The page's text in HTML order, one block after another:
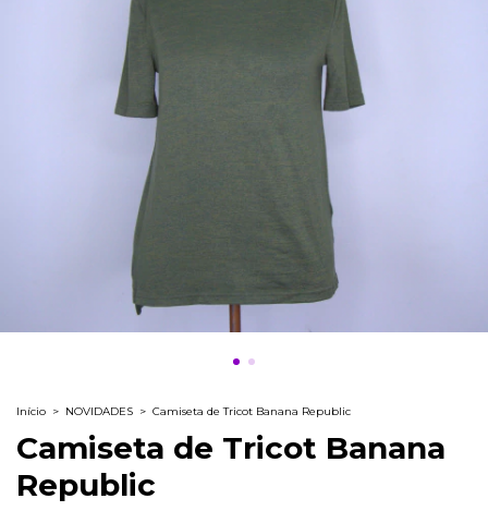
Início > NOVIDADES > Camiseta de Tricot Banana Republic
Camiseta de Tricot Banana
Republic